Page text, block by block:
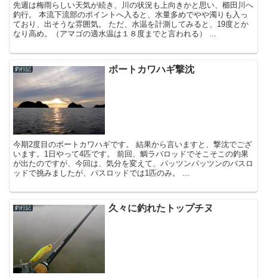
先週は梅雨らしい天気が続き、川の状況も上向きかと思い、櫛田川へ
釣行。 本流下流部のポイントへ入ると、水量多めでやや濁りも入っ
ており、出そうな雰囲気。 ただ、水温を計測してみると、19度とか
なり高め。（アマゴの適水温は１８度までと言われる） ...
釣行記 ボートカワハギ撃沈
今期2度目のボートカワハギです。 結果から言いますと、撃沈でござ
います。1日やって4匹です。 前回、鯛ラバロッドでそこそこの釣果
が出たのですが、今回は、気分を変えて、パッツンパッツンのバスロ
ッドで挑みましたが、バスロッドでは1匹のみ。 ...
釣行記 久々に釣れたトップチヌ